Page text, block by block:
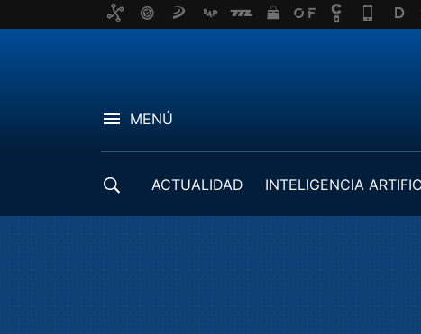
MENÚ
ACTUALIDAD INTELIGENCIA